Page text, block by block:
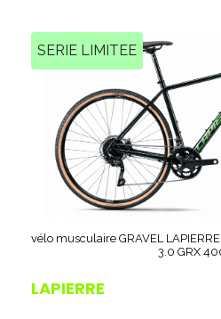
SERIE LIMITEE
vélo musculaire GRAVEL
3.0 GRX
LAPIERRE